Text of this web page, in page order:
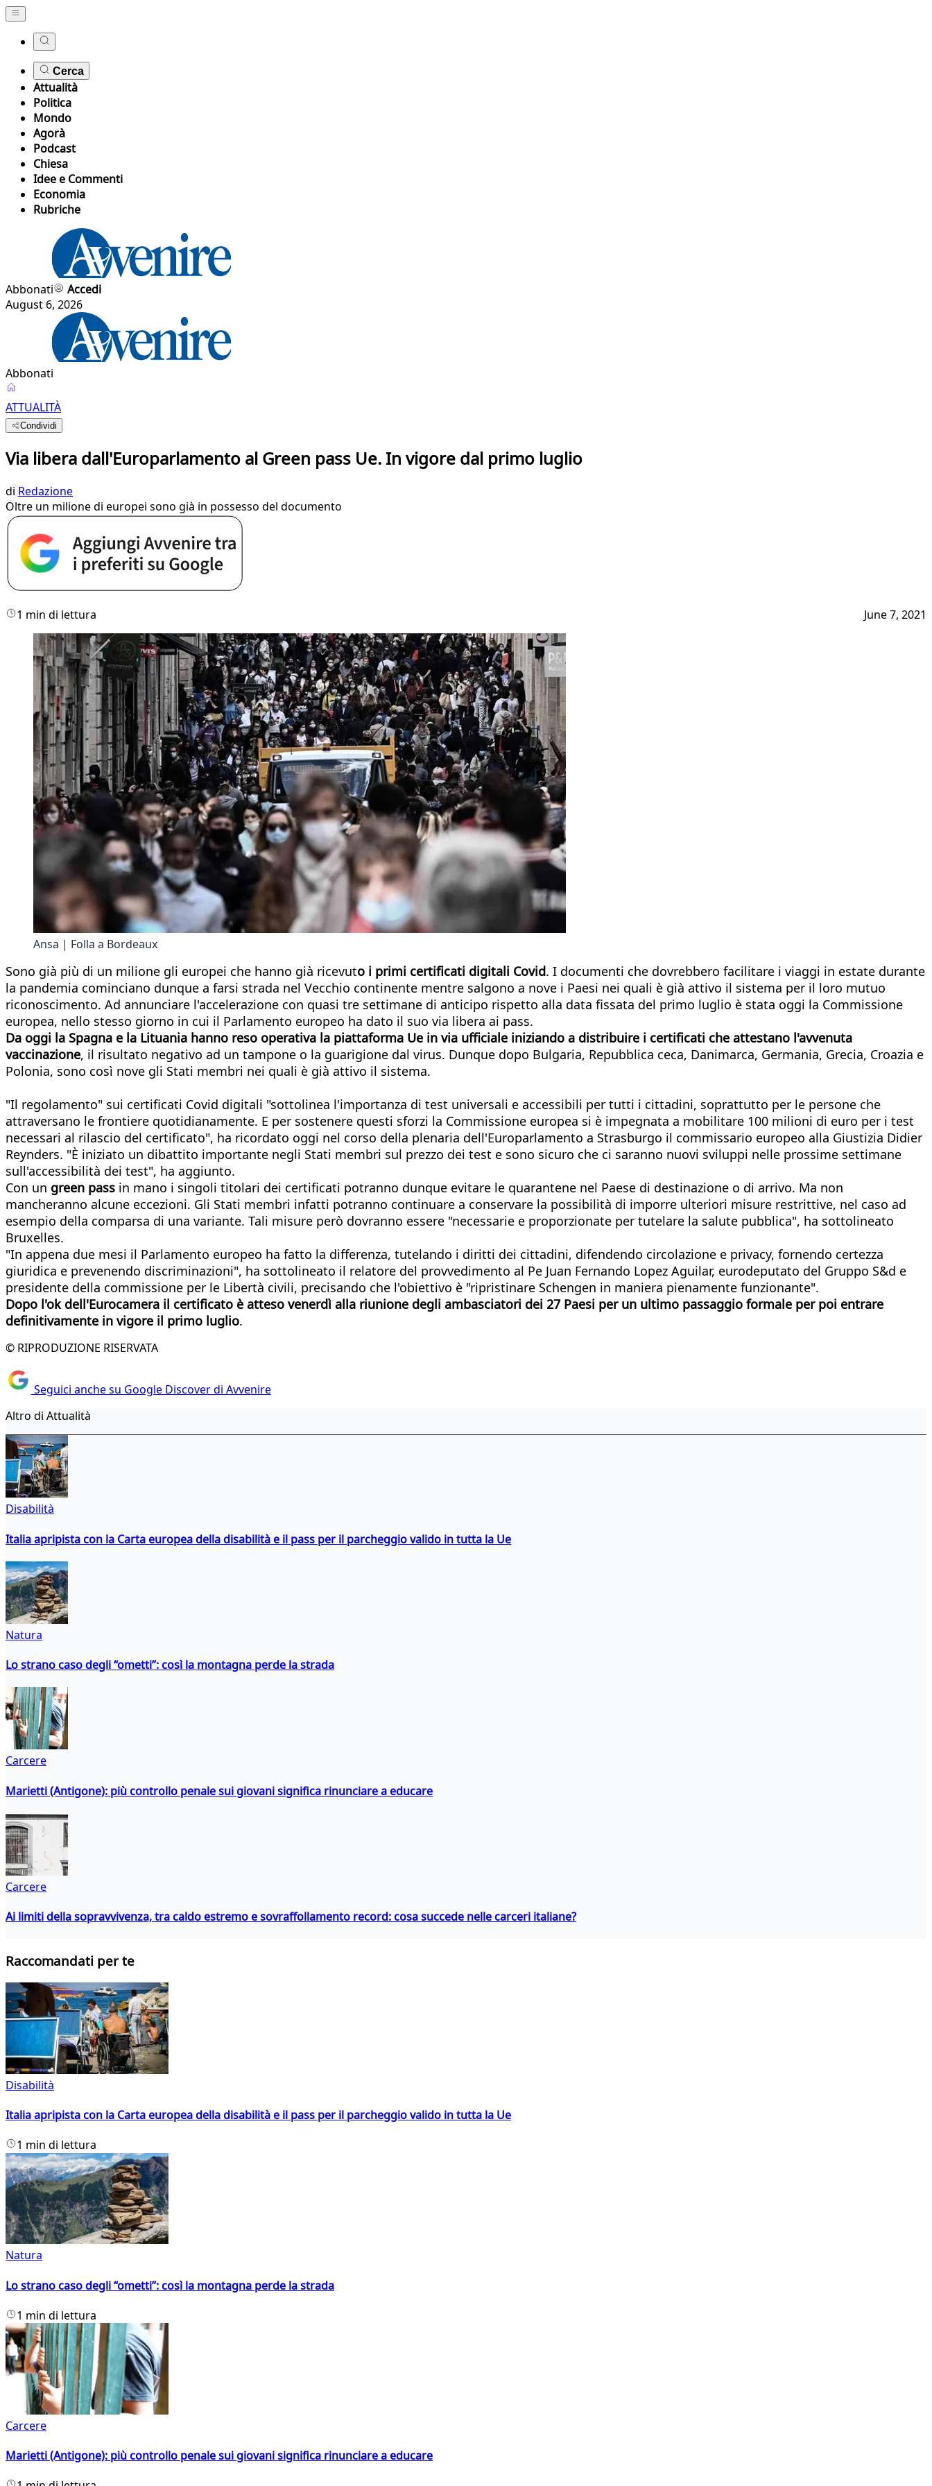
Cerca
Attualità
Politica
Mondo
Agorà
Podcast
Chiesa
Idee e Commenti
Economia
Rubriche
Abbonati
Accedi
August 6, 2026
Abbonati
ATTUALITÀ
Condividi
Via libera dall'Europarlamento al Green pass Ue. In vigore dal primo luglio
di Redazione
Oltre un milione di europei sono già in possesso del documento
1 min di lettura June 7, 2021
Ansa | Folla a Bordeaux
Sono già più di un milione gli europei che hanno già ricevuto i primi certificati digitali Covid. I documenti che dovrebbero facilitare i viaggi in estate durante
la pandemia cominciano dunque a farsi strada nel Vecchio continente mentre salgono a nove i Paesi nei quali è già attivo il sistema per il loro mutuo
riconoscimento. Ad annunciare l'accelerazione con quasi tre settimane di anticipo rispetto alla data fissata del primo luglio è stata oggi la Commissione
europea, nello stesso giorno in cui il Parlamento europeo ha dato il suo via libera ai pass.
Da oggi la Spagna e la Lituania hanno reso operativa la piattaforma Ue in via ufficiale iniziando a distribuire i certificati che attestano l'avvenuta
vaccinazione, il risultato negativo ad un tampone o la guarigione dal virus. Dunque dopo Bulgaria, Repubblica ceca, Danimarca, Germania, Grecia, Croazia e
Polonia, sono così nove gli Stati membri nei quali è già attivo il sistema.
"Il regolamento" sui certificati Covid digitali "sottolinea l'importanza di test universali e accessibili per tutti i cittadini, soprattutto per le persone che
attraversano le frontiere quotidianamente. E per sostenere questi sforzi la Commissione europea si è impegnata a mobilitare 100 milioni di euro per i test
necessari al rilascio del certificato", ha ricordato oggi nel corso della plenaria dell'Europarlamento a Strasburgo il commissario europeo alla Giustizia Didier
Reynders. "È iniziato un dibattito importante negli Stati membri sul prezzo dei test e sono sicuro che ci saranno nuovi sviluppi nelle prossime settimane
sull'accessibilità dei test", ha aggiunto.
Con un green pass in mano i singoli titolari dei certificati potranno dunque evitare le quarantene nel Paese di destinazione o di arrivo. Ma non
mancheranno alcune eccezioni. Gli Stati membri infatti potranno continuare a conservare la possibilità di imporre ulteriori misure restrittive, nel caso ad
esempio della comparsa di una variante. Tali misure però dovranno essere "necessarie e proporzionate per tutelare la salute pubblica", ha sottolineato
Bruxelles.
"In appena due mesi il Parlamento europeo ha fatto la differenza, tutelando i diritti dei cittadini, difendendo circolazione e privacy, fornendo certezza
giuridica e prevenendo discriminazioni", ha sottolineato il relatore del provvedimento al Pe Juan Fernando Lopez Aguilar, eurodeputato del Gruppo S&d e
presidente della commissione per le Libertà civili, precisando che l'obiettivo è "ripristinare Schengen in maniera pienamente funzionante".
Dopo l'ok dell'Eurocamera il certificato è atteso venerdì alla riunione degli ambasciatori dei 27 Paesi per un ultimo passaggio formale per poi entrare
definitivamente in vigore il primo luglio.
© RIPRODUZIONE RISERVATA
Seguici anche su Google Discover di Avvenire
Altro di Attualità
Disabilità
Italia apripista con la Carta europea della disabilità e il pass per il parcheggio valido in tutta la Ue
Natura
Lo strano caso degli “ometti”: così la montagna perde la strada
Carcere
Marietti (Antigone): più controllo penale sui giovani significa rinunciare a educare
Carcere
Ai limiti della sopravvivenza, tra caldo estremo e sovraffollamento record: cosa succede nelle carceri italiane?
Raccomandati per te
Disabilità
Italia apripista con la Carta europea della disabilità e il pass per il parcheggio valido in tutta la Ue
1 min di lettura
Natura
Lo strano caso degli “ometti”: così la montagna perde la strada
1 min di lettura
Carcere
Marietti (Antigone): più controllo penale sui giovani significa rinunciare a educare